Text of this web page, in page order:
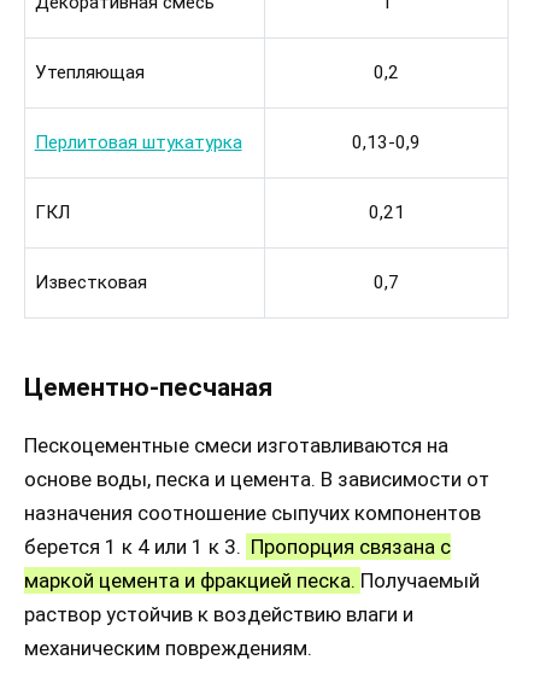
Утепляющая 0,2
Перлитовая штукатурка 0,13-0,9
ГКЛ 0,21
Известковая 0,7
Цементно-песчаная
Пескоцементные смеси изготавливаются на
основе воды, песка и цемента. В зависимости от
назначения соотношение сыпучих компонентов
берется 1 к 4 или 1 к 3. Пропорция связана с
маркой цемента и фракцией песка. Получаемый
раствор устойчив к воздействию влаги и
механическим повреждениям.